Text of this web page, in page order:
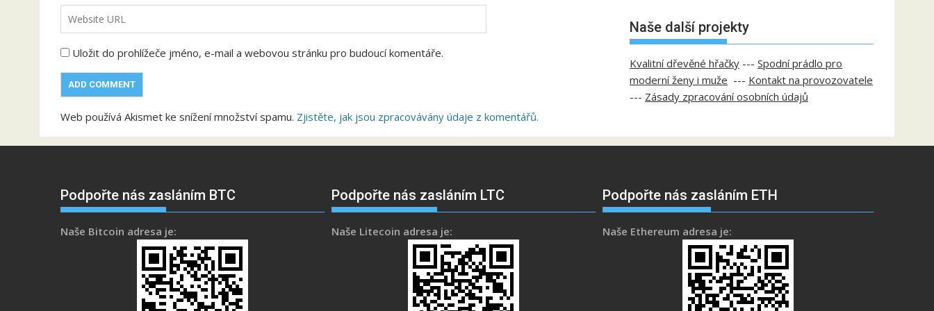
Uložit do prohlížeče jméno, e-mail a webovou stránku pro budoucí komentáře.
Web používá Akismet ke snížení množství spamu. Zjistěte, jak jsou zpracovávány údaje z komentářů.
Naše další projekty
Kvalitní dřevěné hřačky --- Spodní prádlo pro
moderní ženy i muže --- Kontakt na provozovatele
--- Zásady zpracování osobních údajů
Podpořte nás zasláním BTC
Naše Bitcoin adresa je:
Podpořte nás zasláním LTC
Naše Litecoin adresa je:
Podpořte nás zasláním ETH
Naše Ethereum adresa je: